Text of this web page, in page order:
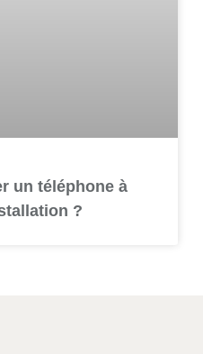
un téléphone à
?